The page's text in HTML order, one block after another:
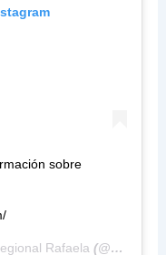
sobre
Rafaela (@utn_rafaelarrii) on